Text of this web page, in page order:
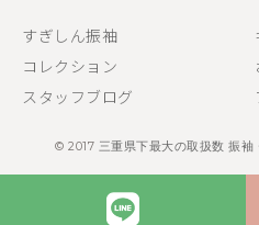
すぎしん振袖
コレクション
スタッフブログ
© 2017 三重県下最大の取扱数 振